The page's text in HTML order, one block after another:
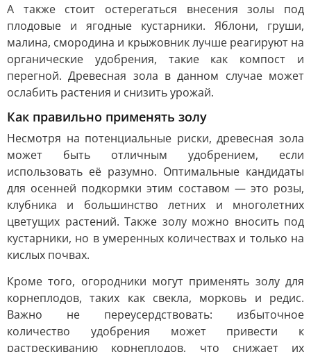
А также стоит остерегаться внесения золы под
плодовые и ягодные кустарники. Яблони, груши,
малина, смородина и крыжовник лучше реагируют на
органические удобрения, такие как компост и
перегной. Древесная зола в данном случае может
ослабить растения и снизить урожай.
Как правильно применять золу
Несмотря на потенциальные риски, древесная зола
может быть отличным удобрением, если
использовать её разумно. Оптимальные кандидаты
для осенней подкормки этим составом — это розы,
клубника и большинство летних и многолетних
цветущих растений. Также золу можно вносить под
кустарники, но в умеренных количествах и только на
кислых почвах.
Кроме того, огородники могут применять золу для
корнеплодов, таких как свекла, морковь и редис.
Важно не переусердствовать: избыточное
количество удобрения может привести к
растрескиванию корнеплодов, что снижает их